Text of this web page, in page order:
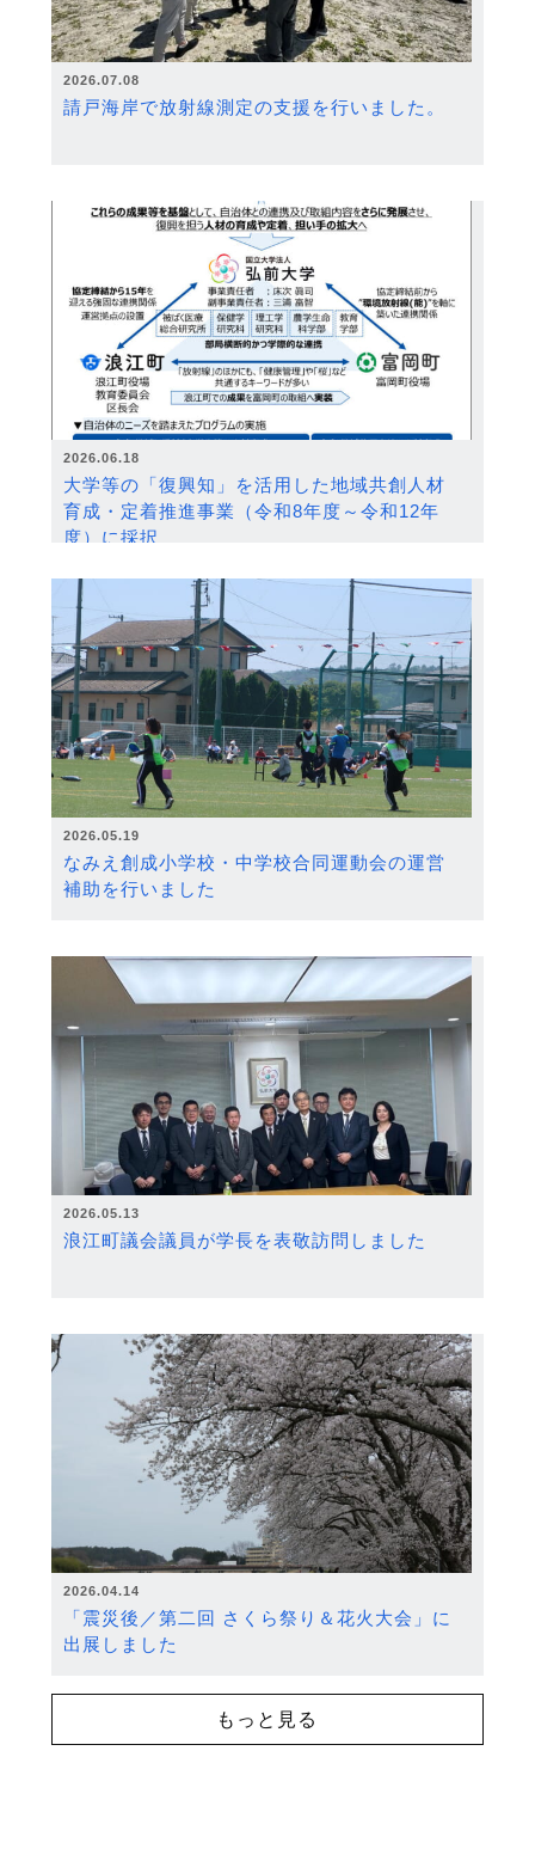
2026.07.08
請戸海岸で放射線測定の支援を行いました。
2026.06.18
大学等の「復興知」を活用した地域共創人材
育成・定着推進事業（令和8年度～令和12年
度）に採択
2026.05.19
なみえ創成小学校・中学校合同運動会の運営
補助を行いました
2026.05.13
浪江町議会議員が学長を表敬訪問しました
2026.04.14
「震災後／第二回 さくら祭り＆花火大会」に
出展しました
もっと見る